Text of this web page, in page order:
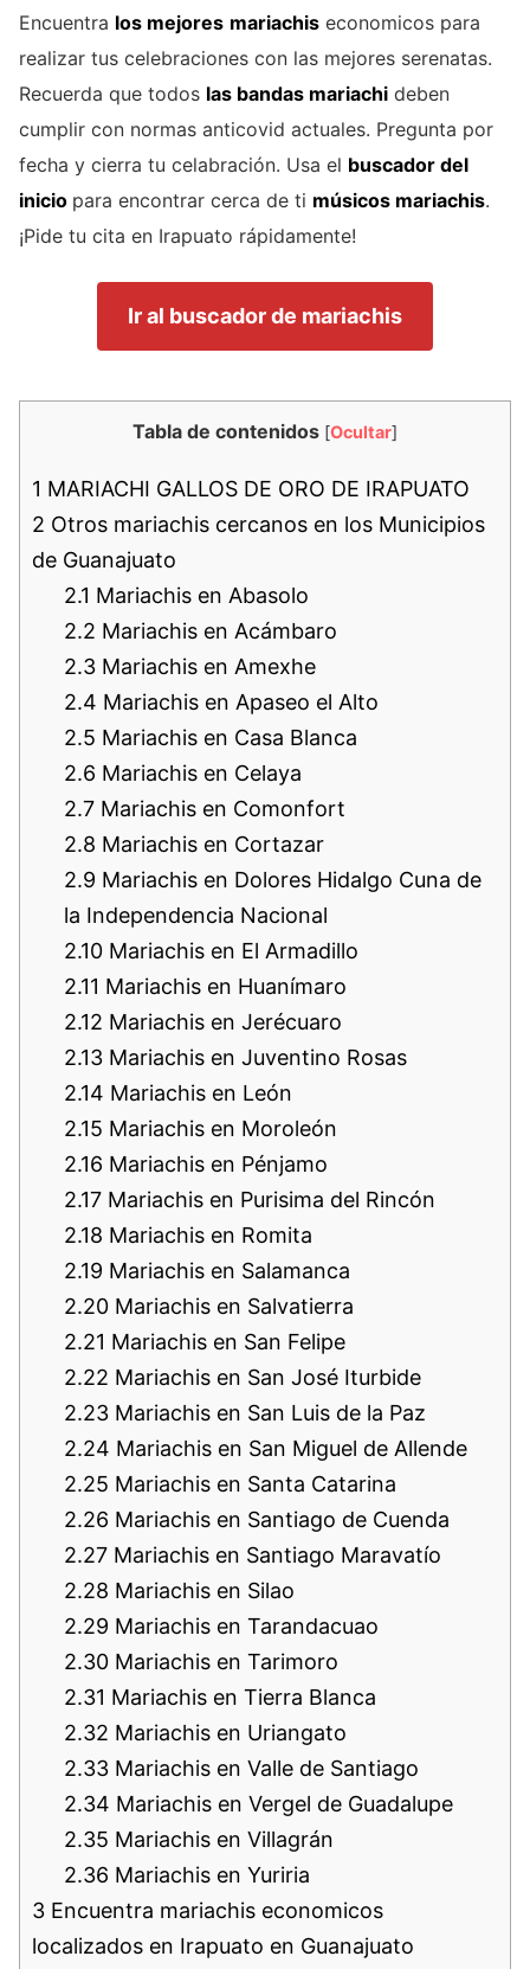
Encuentra los mejores mariachis economicos para
realizar tus celebraciones con las mejores serenatas.
Recuerda que todos las bandas mariachi deben
cumplir con normas anticovid actuales. Pregunta por
fecha y cierra tu celabración. Usa el buscador del
inicio para encontrar cerca de ti músicos mariachis.
¡Pide tu cita en Irapuato rápidamente!
Ir al buscador de mariachis
Tabla de contenidos [Ocultar]
1 MARIACHI GALLOS DE ORO DE IRAPUATO
2 Otros mariachis cercanos en los Municipios
de Guanajuato
2.1 Mariachis en Abasolo
2.2 Mariachis en Acámbaro
2.3 Mariachis en Amexhe
2.4 Mariachis en Apaseo el Alto
2.5 Mariachis en Casa Blanca
2.6 Mariachis en Celaya
2.7 Mariachis en Comonfort
2.8 Mariachis en Cortazar
2.9 Mariachis en Dolores Hidalgo Cuna de
la Independencia Nacional
2.10 Mariachis en El Armadillo
2.11 Mariachis en Huanímaro
2.12 Mariachis en Jerécuaro
2.13 Mariachis en Juventino Rosas
2.14 Mariachis en León
2.15 Mariachis en Moroleón
2.16 Mariachis en Pénjamo
2.17 Mariachis en Purisima del Rincón
2.18 Mariachis en Romita
2.19 Mariachis en Salamanca
2.20 Mariachis en Salvatierra
2.21 Mariachis en San Felipe
2.22 Mariachis en San José Iturbide
2.23 Mariachis en San Luis de la Paz
2.24 Mariachis en San Miguel de Allende
2.25 Mariachis en Santa Catarina
2.26 Mariachis en Santiago de Cuenda
2.27 Mariachis en Santiago Maravatío
2.28 Mariachis en Silao
2.29 Mariachis en Tarandacuao
2.30 Mariachis en Tarimoro
2.31 Mariachis en Tierra Blanca
2.32 Mariachis en Uriangato
2.33 Mariachis en Valle de Santiago
2.34 Mariachis en Vergel de Guadalupe
2.35 Mariachis en Villagrán
2.36 Mariachis en Yuriria
3 Encuentra mariachis economicos
localizados en Irapuato en Guanajuato